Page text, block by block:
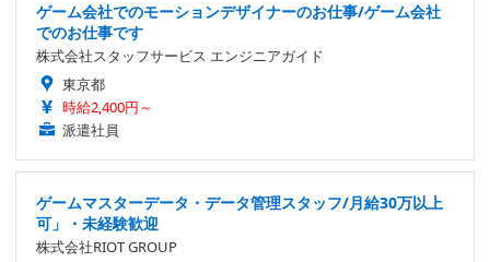
ゲーム会社でのモーションデザイナーのお仕事/ゲーム会社
でのお仕事です
株式会社スタッフサービス エンジニアガイド
東京都
時給2,400円～
派遣社員
ゲームマスターデータ・データ管理スタッフ/月給30万以上
可」・未経験歓迎
株式会社RIOT GROUP